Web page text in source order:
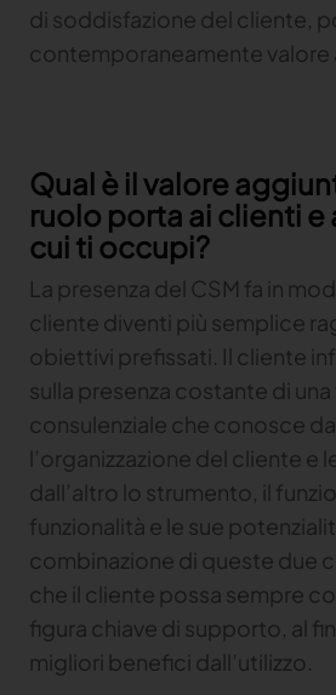
di soddisfazione del cliente,
contemporaneamente valore
Qual è il valore
ruolo porta ai clienti
cui ti occupi?
La presenza del CSM fa in
cliente diventi più semplice
obiettivi prefissati. Il cliente
sulla presenza costante di
consulenziale che conosce
l’organizzazione del cliente e
dall’altro lo strumento, il
funzionalità e le sue
combinazione di queste due
che il cliente possa sempre
figura chiave di supporto, al
migliori benefici dall’utilizzo.